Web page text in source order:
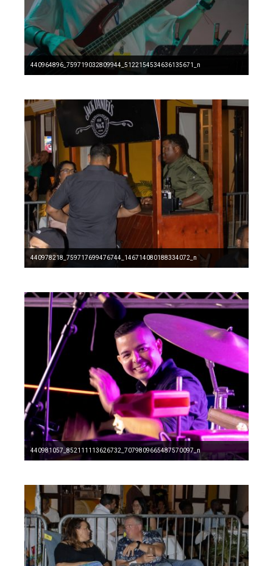
440964896_759719032809944_5122154534636135671_n
440978218_759717699476744_146714080188334072_n
440981057_852111113626732_7079809665487570097_n